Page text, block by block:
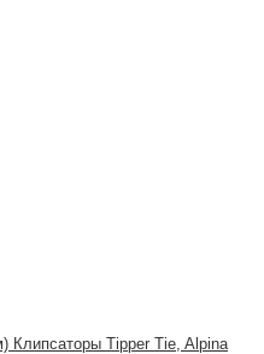
Клипсаторы Tipper Tie, Alpina